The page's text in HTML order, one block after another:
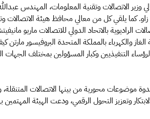
وزير الاتصالات وتقنية المعلومات، المهندس
زاو. كما يلقي كل من معالي محافظ هيئة الاتصالات
الراديوية بالاتحاد الدولي للاتصالات ماريو
والكهرباء بالمملكة المتحدة البروفيسور
التنفيذيين وكبار المسؤولين بمختلف
موضوعات محورية من بينها الاتصالات المتنقلة،
وتعزيز التحول الرقمي، ودعت الهيئة